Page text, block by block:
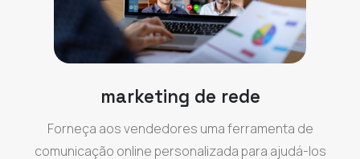
marketing de rede
Forneça aos vendedores uma ferramenta de
comunicação online personalizada para ajudá-los